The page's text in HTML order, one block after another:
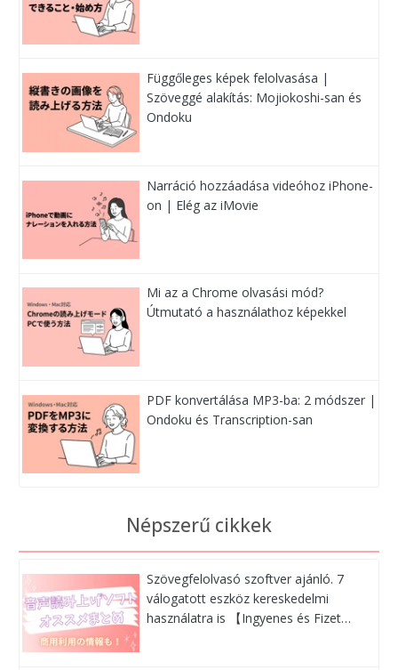
Függőleges képek felolvasása |
Szöveggé alakítás: Mojiokoshi-san és
Ondoku
Narráció hozzáadása videóhoz iPhone-
on | Elég az iMovie
Mi az a Chrome olvasási mód?
Útmutató a használathoz képekkel
PDF konvertálása MP3-ba: 2 módszer |
Ondoku és Transcription-san
Népszerű cikkek
Szövegfelolvasó szoftver ajánló. 7
válogatott eszköz kereskedelmi
használatra is 【Ingyenes és Fizet…